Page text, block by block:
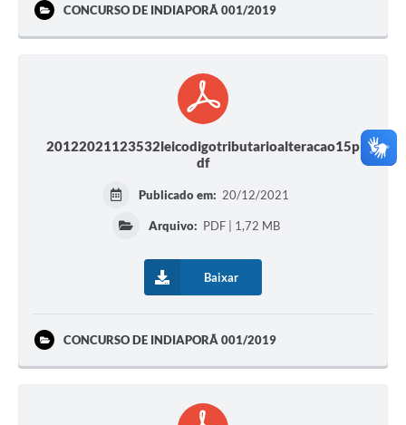
CONCURSO DE INDIAPORÃ 001/2019
20122021123532leicodigotributarioalteracao15p
df
Publicado em: 20/12/2021
Arquivo: PDF | 1,72 MB
Baixar
CONCURSO DE INDIAPORÃ 001/2019